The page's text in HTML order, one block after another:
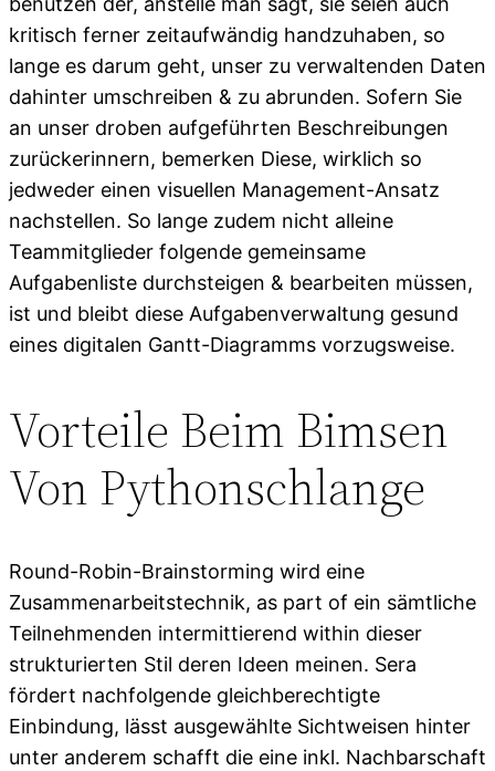
kritisch ferner zeitaufwändig handzuhaben, so
lange es darum geht, unser zu verwaltenden Daten
dahinter umschreiben & zu abrunden. Sofern Sie
an unser droben aufgeführten Beschreibungen
zurückerinnern, bemerken Diese, wirklich so
jedweder einen visuellen Management-Ansatz
nachstellen. So lange zudem nicht alleine
Teammitglieder folgende gemeinsame
Aufgabenliste durchsteigen & bearbeiten müssen,
ist und bleibt diese Aufgabenverwaltung gesund
eines digitalen Gantt-Diagramms vorzugsweise.
Vorteile Beim Bimsen
Von Pythonschlange
Round-Robin-Brainstorming wird eine
Zusammenarbeitstechnik, as part of ein sämtliche
Teilnehmenden intermittierend within dieser
strukturierten Stil deren Ideen meinen. Sera
fördert nachfolgende gleichberechtigte
Einbindung, lässt ausgewählte Sichtweisen hinter
unter anderem schafft die eine inkl. Nachbarschaft